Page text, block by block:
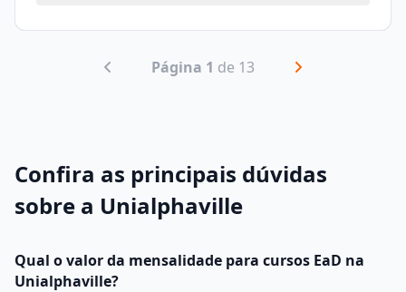
Página 1 de 13
Confira as principais dúvidas
sobre a Unialphaville
Qual o valor da mensalidade para cursos EaD na
Unialphaville?